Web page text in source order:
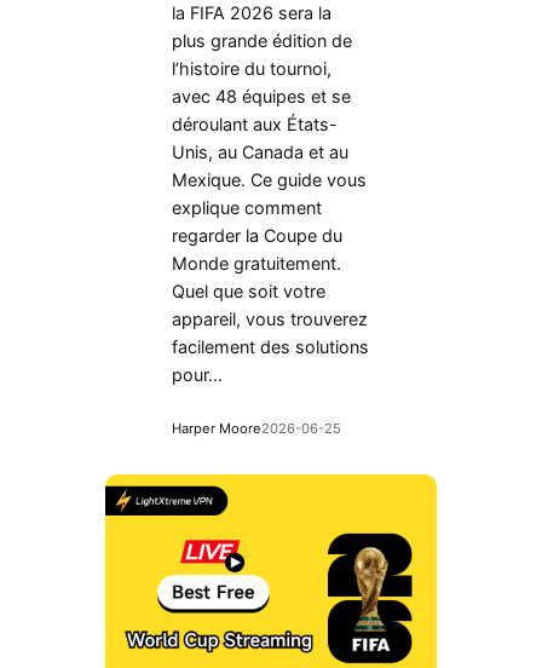
la FIFA 2026 sera la
plus grande édition de
l’histoire du tournoi,
avec 48 équipes et se
déroulant aux États-
Unis, au Canada et au
Mexique. Ce guide vous
explique comment
regarder la Coupe du
Monde gratuitement.
Quel que soit votre
appareil, vous trouverez
facilement des solutions
pour…
Harper Moore2026-06-25